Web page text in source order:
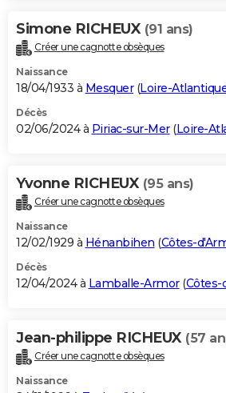
Simone RICHEUX (91 ans)
Créer une cagnotte obsèques
Naissance
18/04/1933 à Mesquer(Loire-
Décès
02/06/2024 à Piriac-sur-Mer(Loire-
Yvonne RICHEUX (95 ans)
Créer une cagnotte obsèques
Naissance
12/02/1929 à Hénanbihen (Côtes-
Décès
12/04/2024 à Lamballe-Armor(Côtes-
Jean-philippe RICHEUX (57
Créer une cagnotte obsèques
Naissance